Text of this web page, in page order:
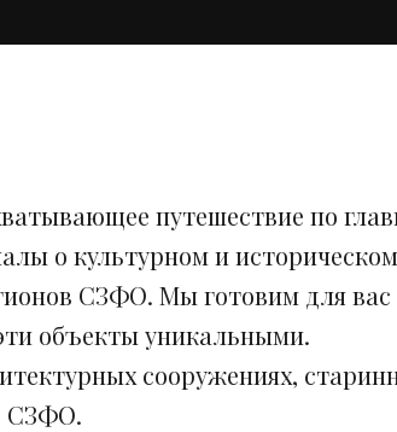
путешествие по
о культурном и
СЗФО. Мы готовим для
объекты уникальными.
сооружениях,
СЗФО.